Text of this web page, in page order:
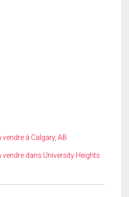
à Calgary, AB
dans University Heights